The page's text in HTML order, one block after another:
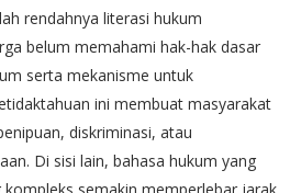
rendahnya literasi hukum
belum memahami hak-hak dasar
serta mekanisme untuk
ini membuat masyarakat
diskriminasi, atau
Di sisi lain, bahasa hukum yang